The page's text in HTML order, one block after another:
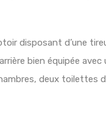
disposant d’une
bien équipée
deux toilettes